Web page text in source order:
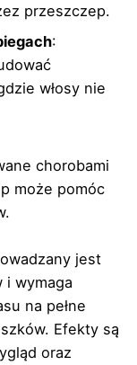
przeszczep.
:
włosy nie
chorobami
może pomóc
jest
i wymaga
na pełne
Efekty są
oraz